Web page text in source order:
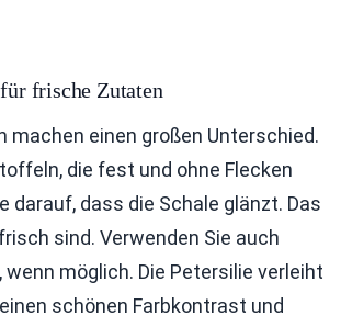
frische Zutaten
machen einen großen Unterschied.
die fest und ohne Flecken
darauf, dass die Schale glänzt. Das
sind. Verwenden Sie auch
wenn möglich. Die Petersilie verleiht
schönen Farbkontrast und